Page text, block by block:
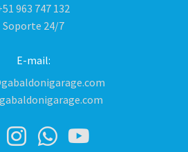
963 747 132
Soporte 24/7
E-mail: